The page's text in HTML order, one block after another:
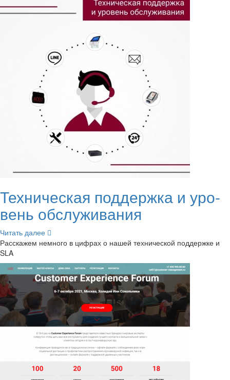
Тех­ни­че­ская под­держ­ка и уро­
вень об­слу­жи­ва­ния
Чи­тать далее
Рас­ска­жем немно­го в циф­рах о нашей тех­ни­че­ской под­держ­ке и
SLA